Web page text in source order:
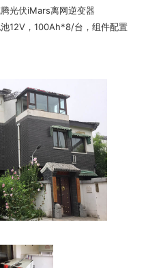
光伏iMars离网逆变器
12V，100Ah*8/台，组件配置